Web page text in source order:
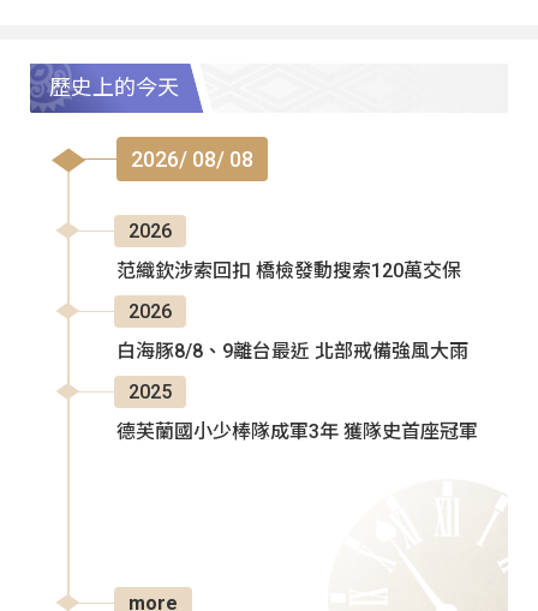
歷史上的今天
2026/ 08/ 08
2026
范織欽涉索回扣 橋檢發動搜索120萬交保
2026
白海豚8/8、9離台最近 北部戒備強風大雨
2025
德芙蘭國小少棒隊成軍3年 獲隊史首座冠軍
more